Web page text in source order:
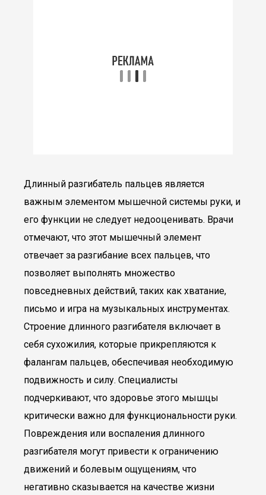
Длинный разгибатель пальцев является
важным элементом мышечной системы руки, и
его функции не следует недооценивать. Врачи
отмечают, что этот мышечный элемент
отвечает за разгибание всех пальцев, что
позволяет выполнять множество
повседневных действий, таких как хватание,
письмо и игра на музыкальных инструментах.
Строение длинного разгибателя включает в
себя сухожилия, которые прикрепляются к
фалангам пальцев, обеспечивая необходимую
подвижность и силу. Специалисты
подчеркивают, что здоровье этого мышцы
критически важно для функциональности руки.
Повреждения или воспаления длинного
разгибателя могут привести к ограничению
движений и болевым ощущениям, что
негативно сказывается на качестве жизни